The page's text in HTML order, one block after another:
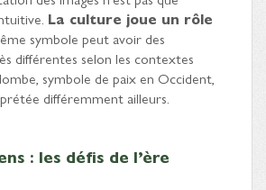
La culture joue un rôle
symbole peut avoir des
différentes selon les contextes
symbole de paix en Occident,
différemment ailleurs.
: les défis de l’ère